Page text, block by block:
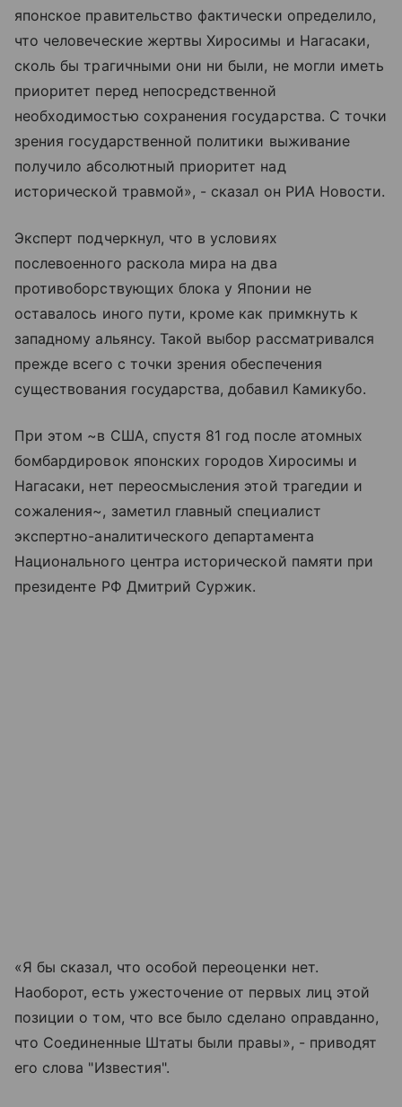
японское правительство фактически определило,
что человеческие жертвы Хиросимы и Нагасаки,
сколь бы трагичными они ни были, не могли иметь
приоритет перед непосредственной
необходимостью сохранения государства. С точки
зрения государственной политики выживание
получило абсолютный приоритет над
исторической травмой», - сказал он РИА Новости.
Эксперт подчеркнул, что в условиях
послевоенного раскола мира на два
противоборствующих блока у Японии не
оставалось иного пути, кроме как примкнуть к
западному альянсу. Такой выбор рассматривался
прежде всего с точки зрения обеспечения
существования государства, добавил Камикубо.
При этом ~в США, спустя 81 год после атомных
бомбардировок японских городов Хиросимы и
Нагасаки, нет переосмысления этой трагедии и
сожаления~, заметил главный специалист
экспертно-аналитического департамента
Национального центра исторической памяти при
президенте РФ Дмитрий Суржик.
«Я бы сказал, что особой переоценки нет.
Наоборот, есть ужесточение от первых лиц этой
позиции о том, что все было сделано оправданно,
что Соединенные Штаты были правы», - приводят
его слова "Известия".